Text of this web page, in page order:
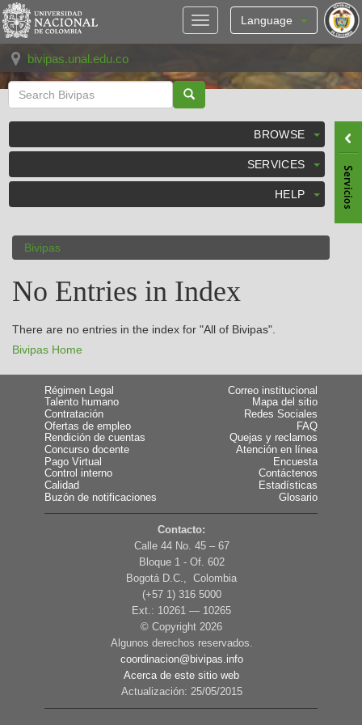
Skip
navigation
Language
bivipas.unal.edu.co
BROWSE
SERVICES
HELP
Bivipas
No Entries in Index
There are no entries in the index for "All of Bivipas".
Bivipas Home
Régimen Legal
Talento humano
Contratación
Ofertas de empleo
Rendición de cuentas
Concurso docente
Pago Virtual
Control interno
Calidad
Buzón de notificaciones
Correo institucional
Mapa del sitio
Redes Sociales
FAQ
Quejas y reclamos
Atención en línea
Encuesta
Contáctenos
Estadísticas
Glosario
Contacto:
Calle 44 No. 45 – 67
Bloque 1 - Of. 602
Bogotá D.C., Colombia
(+57 1) 316 5000
Ext.: 10261 — 10265
© Copyright 2026
Algunos derechos reservados.
coordinacion@bivipas.info
Acerca de este sitio web
Actualización: 25/05/2015